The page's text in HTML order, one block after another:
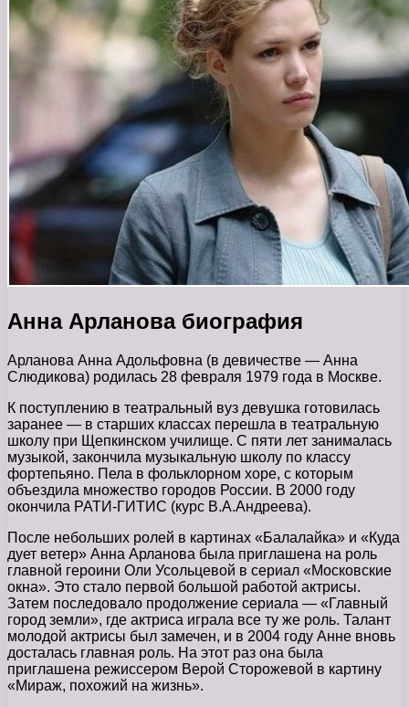
Анна Арланова биография
Арланова Анна Адольфовна (в девичестве — Анна
Слюдикова) родилась 28 февраля 1979 года в Москве.
К поступлению в театральный вуз девушка готовилась
заранее — в старших классах перешла в театральную
школу при Щепкинском училище. С пяти лет занималась
музыкой, закончила музыкальную школу по классу
фортепьяно. Пела в фольклорном хоре, с которым
объездила множество городов России. В 2000 году
окончила РАТИ-ГИТИС (курс В.А.Андреева).
После небольших ролей в картинах «Балалайка» и «Куда
дует ветер» Анна Арланова была приглашена на роль
главной героини Оли Усольцевой в сериал «Московские
окна». Это стало первой большой работой актрисы.
Затем последовало продолжение сериала — «Главный
город земли», где актриса играла все ту же роль. Талант
молодой актрисы был замечен, и в 2004 году Анне вновь
досталась главная роль. На этот раз она была
приглашена режиссером Верой Сторожевой в картину
«Мираж, похожий на жизнь».